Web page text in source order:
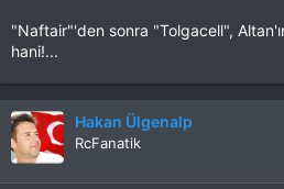
"Naftair"'den sonra "Tolgacell",
hani!...
Hakan Ülgenalp
RcFanatik